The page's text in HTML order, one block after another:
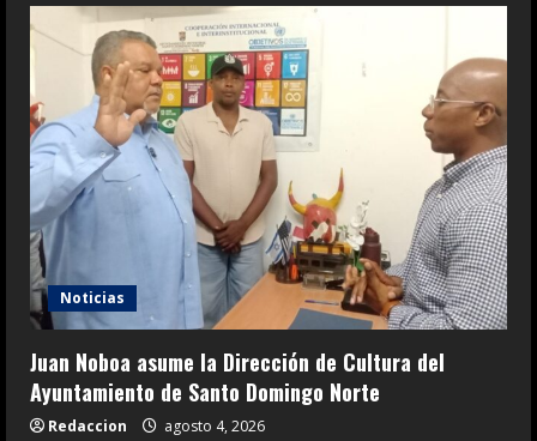
Noticias
Juan Noboa asume la Dirección de Cultura del
Ayuntamiento de Santo Domingo Norte
Redaccion agosto 4, 2026